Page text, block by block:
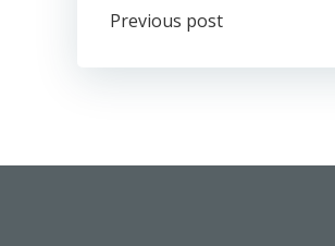
Post
navigation
Previous post